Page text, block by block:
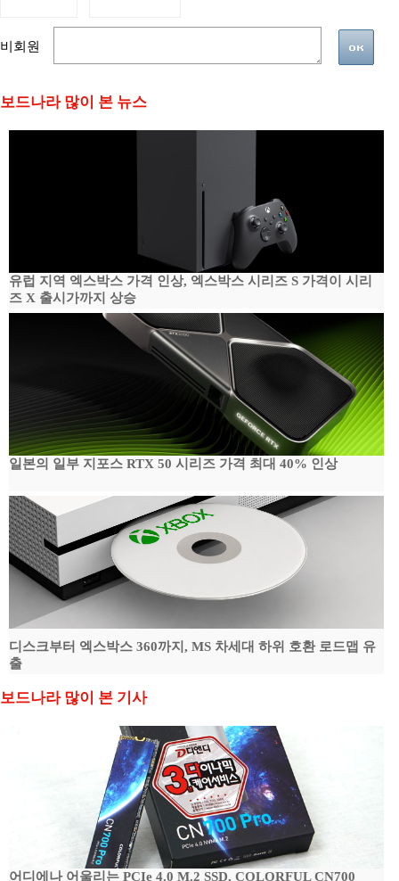
비회원
보드나라 많이 본 뉴스
유럽 지역 엑스박스 가격 인상, 엑스박스 시리즈 S 가격이 시리
즈 X 출시가까지 상승
일본의 일부 지포스 RTX 50 시리즈 가격 최대 40% 인상
디스크부터 엑스박스 360까지, MS 차세대 하위 호환 로드맵 유
출
보드나라 많이 본 기사
어디에나 어울리는 PCIe 4.0 M.2 SSD, COLORFUL CN700